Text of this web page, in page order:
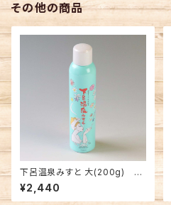
その他の商品
下呂温泉みすと 大(200g) 1
本
¥2,440